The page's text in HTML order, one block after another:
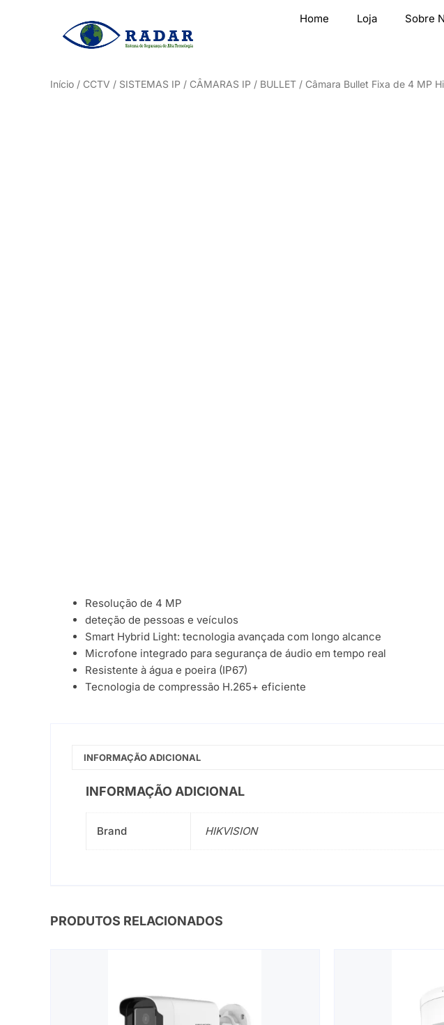
Home Loja Sobre
Início / CCTV / SISTEMAS IP / CÂMARAS IP / BULLET / Câmara Bullet Fixa de 4 MP
Resolução de 4 MP
deteção de pessoas e veículos
Smart Hybrid Light: tecnologia avançada com longo alcance
Microfone integrado para segurança de áudio em tempo real
Resistente à água e poeira (IP67)
Tecnologia de compressão H.265+ eficiente
INFORMAÇÃO ADICIONAL
INFORMAÇÃO ADICIONAL
Brand HIKVISION
PRODUTOS RELACIONADOS